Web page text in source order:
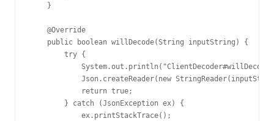
}
@Override
public boolean willDecode(String inputString) {
try {
Json.createReader(new
return true;
} catch (JsonException ex) {
ex.printStackTrace();